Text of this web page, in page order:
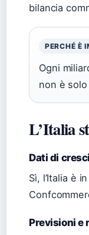
bilancia
PERCHÉ È
Ogni
non è solo
L’Italia
Dati di
Sì, l’Italia è
Previsioni e